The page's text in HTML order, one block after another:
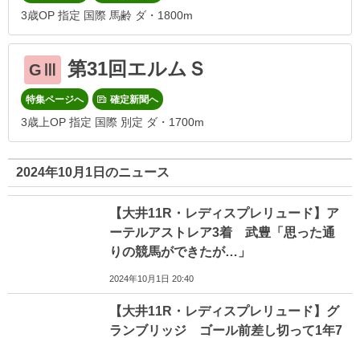
3歳OP 指定 国際 馬齢 ダ・1800m
GⅢ 第31回エルムＳ
特集ページへ 確定新聞へ
3歳上OP 指定 国際 別定 ダ・1700m
2024年10月1日のニュース
【大井11R・レディスプレリュード】ア
ーテルアストレア3着 武豊「思った通
りの競馬ができたが…」
2024年10月1日 20:40
【大井11R・レディスプレリュード】グ
ランブリッジ ゴール前差し切って1年7